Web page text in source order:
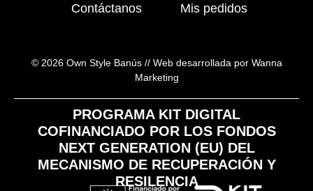
Contáctanos Mis pedidos
© 2026 Own Style Banús // Web desarrollada por Wanna
Marketing
PROGRAMA KIT DIGITAL
COFINANCIADO POR LOS FONDOS
NEXT GENERATION (EU) DEL
MECANISMO DE RECUPERACIÓN Y
RESILENCIA​